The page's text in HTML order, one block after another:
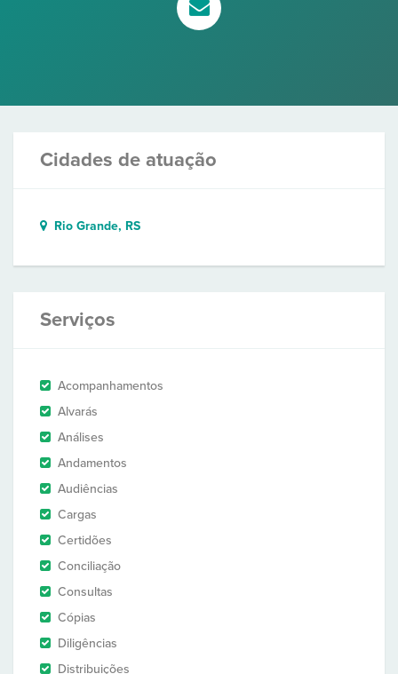
Cidades de atuação
Rio Grande, RS
Serviços
Acompanhamentos
Alvarás
Análises
Andamentos
Audiências
Cargas
Certidões
Conciliação
Consultas
Cópias
Diligências
Distribuições